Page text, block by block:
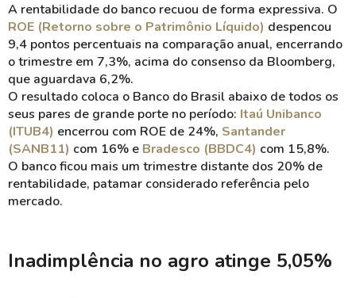
A rentabilidade do banco recuou de forma expressiva. O
ROE (Retorno sobre o Patrimônio Líquido) despencou
9,4 pontos percentuais na comparação anual, encerrando
o trimestre em 7,3%, acima do consenso da Bloomberg,
que aguardava 6,2%.
O resultado coloca o Banco do Brasil abaixo de todos os
seus pares de grande porte no período: Itaú Unibanco
(ITUB4) encerrou com ROE de 24%, Santander
(SANB11) com 16% e Bradesco (BBDC4) com 15,8%.
O banco ficou mais um trimestre distante dos 20% de
rentabilidade, patamar considerado referência pelo
mercado.
Inadimplência no agro atinge 5,05%